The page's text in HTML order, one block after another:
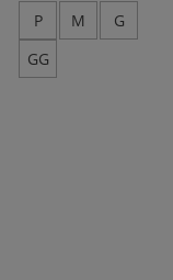
P M
G
GG